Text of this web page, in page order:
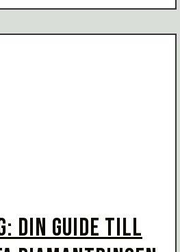
DIN GUIDE TILL